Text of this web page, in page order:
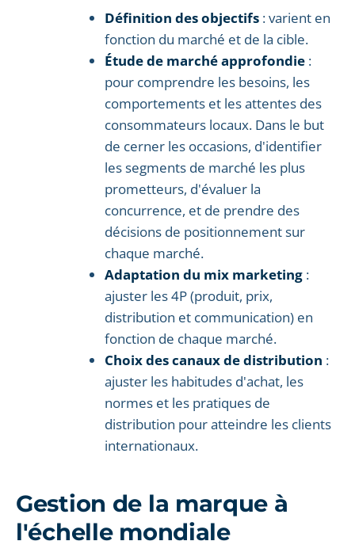
Définition des objectifs : varient en
fonction du marché et de la cible.
Étude de marché approfondie :
pour comprendre les besoins, les
comportements et les attentes des
consommateurs locaux. Dans le but
de cerner les occasions, d'identifier
les segments de marché les plus
prometteurs, d'évaluer la
concurrence, et de prendre des
décisions de positionnement sur
chaque marché.
Adaptation du mix marketing :
ajuster les 4P (produit, prix,
distribution et communication) en
fonction de chaque marché.
Choix des canaux de distribution :
ajuster les habitudes d'achat, les
normes et les pratiques de
distribution pour atteindre les clients
internationaux.
Gestion de la marque à
l'échelle mondiale